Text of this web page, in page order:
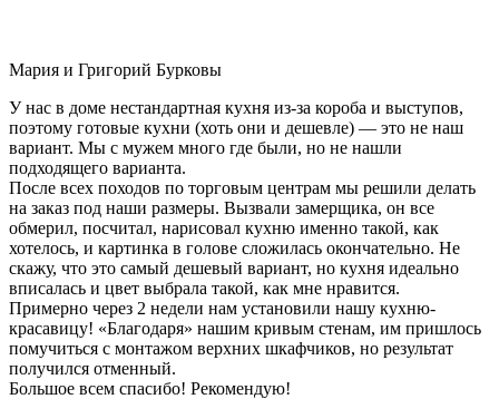
Мария и Григорий Бурковы
У нас в доме нестандартная кухня из-за короба и выступов,
поэтому готовые кухни (хоть они и дешевле) — это не наш
вариант. Мы с мужем много где были, но не нашли
подходящего варианта.
После всех походов по торговым центрам мы решили делать
на заказ под наши размеры. Вызвали замерщика, он все
обмерил, посчитал, нарисовал кухню именно такой, как
хотелось, и картинка в голове сложилась окончательно. Не
скажу, что это самый дешевый вариант, но кухня идеально
вписалась и цвет выбрала такой, как мне нравится.
Примерно через 2 недели нам установили нашу кухню-
красавицу! «Благодаря» нашим кривым стенам, им пришлось
помучиться с монтажом верхних шкафчиков, но результат
получился отменный.
Большое всем спасибо! Рекомендую!